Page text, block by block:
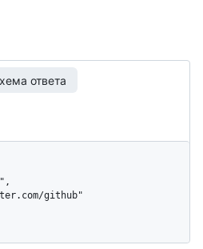
ответа